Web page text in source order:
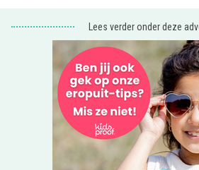
Lees verder onder deze